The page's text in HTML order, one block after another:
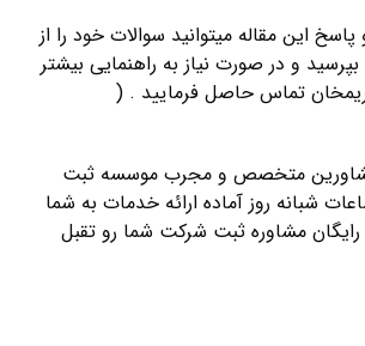
این مقاله میتوانید سوالات خود را از
و در صورت نیاز به راهنمایی بیشتر
تماس حاصل فرمایید . (
متخصص و مجرب موسسه ثبت
شبانه روز آماده ارائه خدمات به شما
مشاوره ثبت شرکت شما رو تقبل